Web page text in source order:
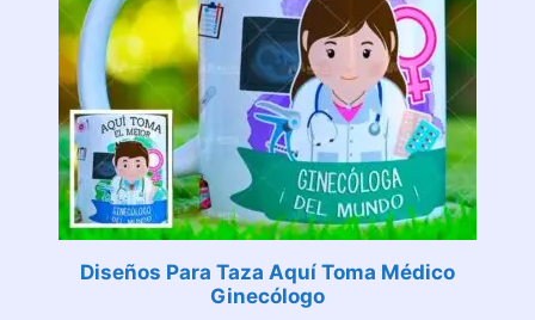
Diseños Para Taza Aquí Toma Médico
Ginecólogo